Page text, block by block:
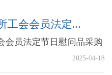
工会会员法定...
会员法定节日慰问品采购
2025-04-18